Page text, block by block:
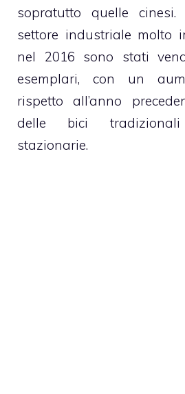
sopratutto quelle
settore industriale molto
nel 2016 sono stati
esemplari, con un
rispetto all’anno
delle bici
stazionarie.